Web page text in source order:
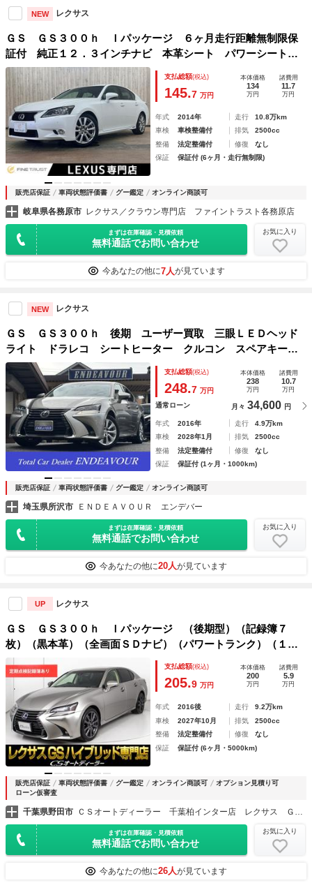
NEW レクサス
ＧＳ ＧＳ３００ｈ Ｉパッケージ ６ヶ月走行距離無制限保
証付 純正１２．３インチナビ 本革シート パワーシート
ＭＴモード付 純正１８インチアルミホイール Ｂｌｕｅｔｏ
ｏｔｈ ＥＴＣ ＬＥＤヘッドライト フルセグ クルーズコ
ントロール
支払総額(税込)
145.7 万円
本体価格
134
万円
諸費用
11.7
万円
年式 2014年 走行
10.8万km
車検
車検整備付 排気
2500cc
整備
法定整備付 修復
なし
保証
保証付 (6ヶ月・走行無制限)
販売店保証 車両状態評価書 グー鑑定 オンライン商談可
岐阜県各務原市 レクサス／クラウン専門店 ファイントラスト各務原店
まずは在庫確認・見積依頼
無料通話でお問い合わせ
お気に入り
今あなたの他に7人が見ています
NEW レクサス
ＧＳ ＧＳ３００ｈ 後期 ユーザー買取 三眼ＬＥＤヘッド
ライト ドラレコ シートヒーター クルコン スペアキーカ
ードキー
支払総額(税込)
248.7 万円
本体価格
238
万円
諸費用
10.7
万円
通常ローン 月々 34,600 円
年式 2016年 走行
4.9万km
車検
2028年1月 排気
2500cc
整備
法定整備付 修復
なし
保証
保証付 (1ヶ月・1000km)
販売店保証 車両状態評価書 グー鑑定 オンライン商談可
埼玉県所沢市 ＥＮＤＥＡＶＯＵＲ エンデバー
まずは在庫確認・見積依頼
無料通話でお問い合わせ
お気に入り
今あなたの他に20人が見ています
UP レクサス
ＧＳ ＧＳ３００ｈ Ｉパッケージ （後期型）（記録簿７
枚）（黒本革）（全画面ＳＤナビ）（パワートランク）（１９
インチＡＷ）（セーフティシステム＋）（レーダークルーズ）
（プリクラッシュ）（ＢＳＭ）（クリアランスソナー）（冷暖
房シート）
支払総額(税込)
205.9 万円
本体価格
200
万円
諸費用
5.9
万円
年式 2016後 走行
9.2万km
車検
2027年10月 排気
2500cc
整備
法定整備付 修復
なし
保証
保証付 (6ヶ月・5000km)
販売店保証 車両状態評価書 グー鑑定 オンライン商談可
オプション見積り可
ローン仮審査
千葉県野田市
まずは在庫確認・見積依頼
無料通話でお問い合わせ
お気に入り
今あなたの他に26人が見ています